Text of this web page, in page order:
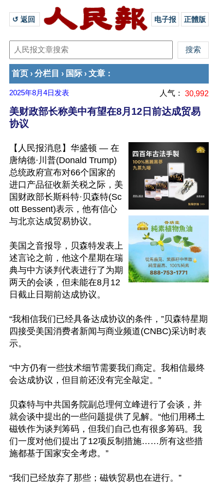
↺ 返回 电子报 正體版
首页 › 分栏目 › 国际 › 文章 ：
2025年8月4日 发表 人气： 30,992
美财政部长称美中有望在8月12日前达成贸易
协议
【人民报消息】华盛顿 — 在
唐纳德·川普(Donald Trump)
总统政府宣布对66个国家的
进口产品征收新关税之际，美
国财政部长斯科特·贝森特(Sc
ott Bessent)表示，他有信心
与北京达成贸易协议。
美国之音报导，贝森特发表上
述言论之前，他这个星期在瑞
典与中方谈判代表进行了为期
两天的会谈，但未能在8月12
日截止日期前达成协议。
“我相信我们已经具备达成协议的条件，”贝森特星期
四接受美国消费者新闻与商业频道(CNBC)采访时表
示。
“中方仍有一些技术细节需要我们商定。我相信最终
会达成协议，但目前还没有完全敲定。”
贝森特与中共国务院副总理何立峰进行了会谈，并
就会谈中提出的一些问题提供了见解。“他们用稀土
磁铁作为谈判筹码，但我们自己也有很多筹码。我
们一度对他们提出了12项反制措施……所有这些措
施都基于国家安全考虑。”
“我们已经放弃了那些；磁铁贸易也在进行。”